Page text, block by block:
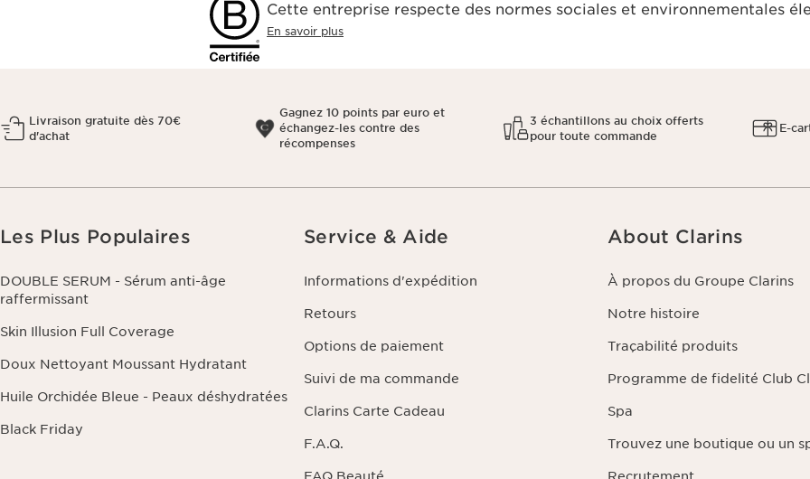
Cette entreprise respecte des normes sociales et environnementales
En savoir plus
Livraison gratuite dès 70€
d'achat
Gagnez 10 points par euro et
échangez-les contre des
récompenses
3 échantillons au choix offerts
pour toute commande
E-
Les Plus Populaires
DOUBLE SERUM - Sérum anti-âge
raffermissant
Skin Illusion Full Coverage
Doux Nettoyant Moussant Hydratant
Huile Orchidée Bleue - Peaux déshydratées
Black Friday
Service & Aide
Informations d'expédition
Retours
Options de paiement
Suivi de ma commande
Clarins Carte Cadeau
F.A.Q.
About Clarins
À propos du Groupe Clarins
Notre histoire
Traçabilité produits
Programme de fidelité Club
Spa
Trouvez une boutique ou un